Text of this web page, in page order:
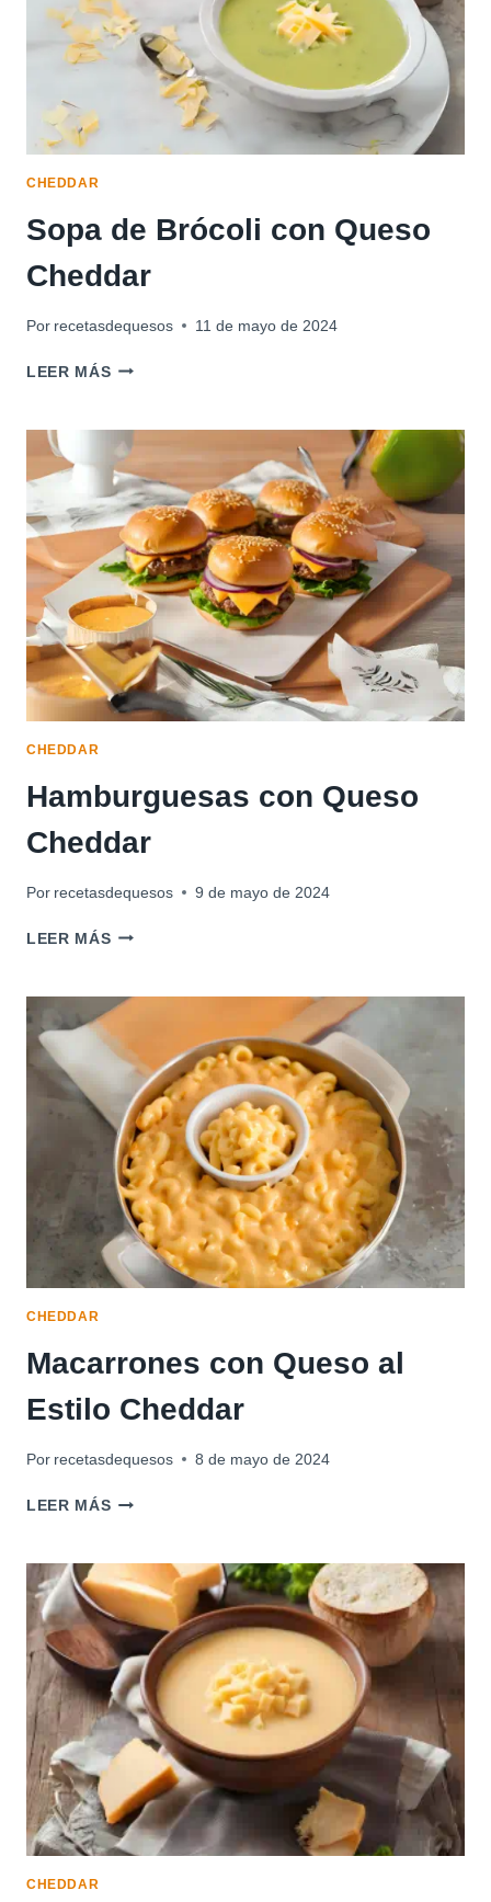
CHEDDAR
Sopa de Brócoli con Queso
Cheddar
Por recetasdequesos 11 de mayo de 2024
LEER MÁSSOPA
CON
QUESO
CHEDDAR
CHEDDAR
Hamburguesas con Queso
Cheddar
Por recetasdequesos 9 de mayo de 2024
LEER MÁSHAMBURGUESAS
CHEDDAR
CHEDDAR
Macarrones con Queso al
Estilo Cheddar
Por recetasdequesos 8 de mayo de 2024
LEER MÁSMACARRONES
ESTILO
CHEDDAR
CHEDDAR